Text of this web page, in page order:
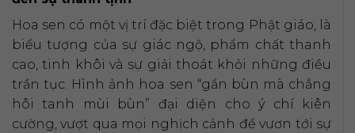
Hoa sen có một vị trí đặc biệt trong Phật giáo, là
biểu tượng của sự giác ngộ, phẩm chất thanh
cao, tinh khôi và sự giải thoát khỏi những điều
trần tục. Hình ảnh hoa sen “gần bùn mà chẳng
hôi tanh mùi bùn” đại diện cho ý chí kiên
cường, vượt qua mọi nghịch cảnh để vươn tới sự